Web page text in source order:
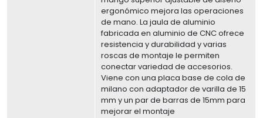
ergonómico mejora las operaciones
de mano. La jaula de aluminio
fabricada en aluminio de CNC ofrece
resistencia y durabilidad y varias
roscas de montaje le permiten
conectar variedad de accesorios.
Viene con una placa base de cola de
milano con adaptador de varilla de 15
mm y un par de barras de 15mm para
mejorar el montaje